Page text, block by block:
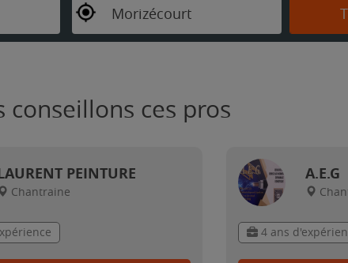
Morizécourt
conseillons ces pros
PEINTURE
Chantraine
A.E.G
4 ans